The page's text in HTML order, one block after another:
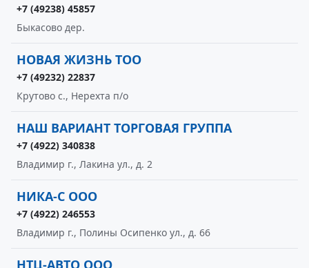
+7 (49238) 45857
Быкасово дер.
НОВАЯ ЖИЗНЬ ТОО
+7 (49232) 22837
Крутово с., Нерехта п/о
НАШ ВАРИАНТ ТОРГОВАЯ ГРУППА
+7 (4922) 340838
Владимир г., Лакина ул., д. 2
НИКА-С ООО
+7 (4922) 246553
Владимир г., Полины Осипенко ул., д. 66
НТЦ-АВТО ООО